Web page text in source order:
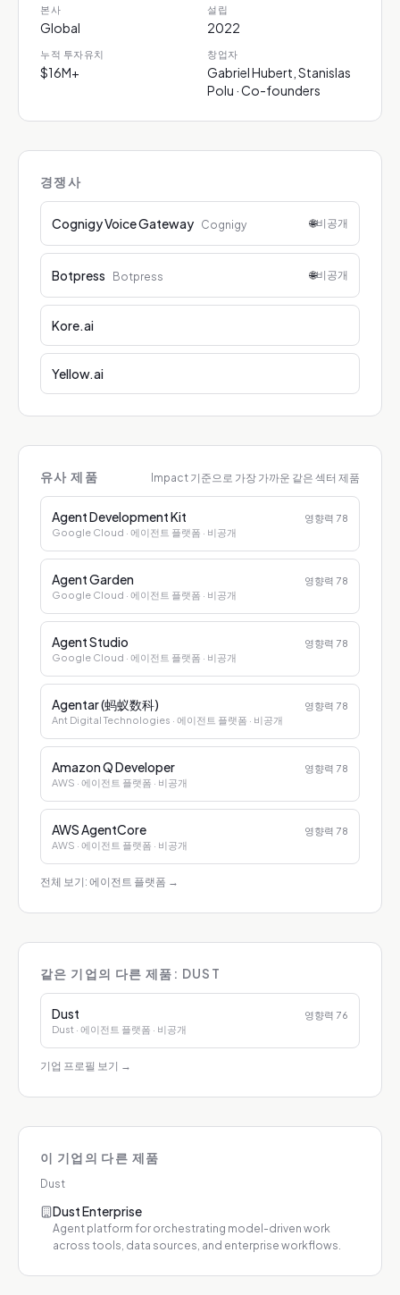
본사
Global
설립
2022
누적 투자유치
$16M+
창업자
Gabriel Hubert, Stanislas
Polu · Co-founders
경쟁사
Cognigy Voice Gateway Cognigy 🌐비공개
Botpress Botpress 🌐비공개
Kore.ai
Yellow.ai
유사 제품 Impact 기준으로 가장 가까운 같은 섹터 제품
Agent Development Kit 영향력 78
Google Cloud · 에이전트 플랫폼 · 비공개
Agent Garden 영향력 78
Google Cloud · 에이전트 플랫폼 · 비공개
Agent Studio 영향력 78
Google Cloud · 에이전트 플랫폼 · 비공개
Agentar (蚂蚁数科) 영향력 78
Ant Digital Technologies · 에이전트 플랫폼 · 비공개
Amazon Q Developer 영향력 78
AWS · 에이전트 플랫폼 · 비공개
AWS AgentCore 영향력 78
AWS · 에이전트 플랫폼 · 비공개
전체 보기: 에이전트 플랫폼 →
같은 기업의 다른 제품: DUST
Dust 영향력 76
Dust · 에이전트 플랫폼 · 비공개
기업 프로필 보기 →
이 기업의 다른 제품
Dust
Dust Enterprise
Agent platform for orchestrating model-driven work
across tools, data sources, and enterprise workflows.